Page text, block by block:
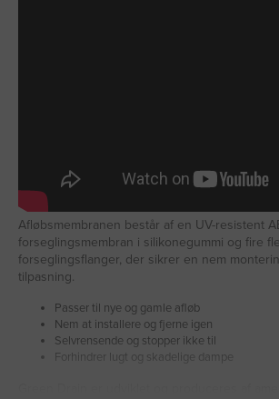
Afløbsmembranen består af en UV-resistent
forseglingsmembran i silikonegummi og fire
forseglingsflanger, der sikrer en nem
tilpasning.
Passer til nye og gamle afløb
Nem at installere og fjerne igen
Selvrensende og stopper ikke til
Forhindrer lugt og skadelige dampe